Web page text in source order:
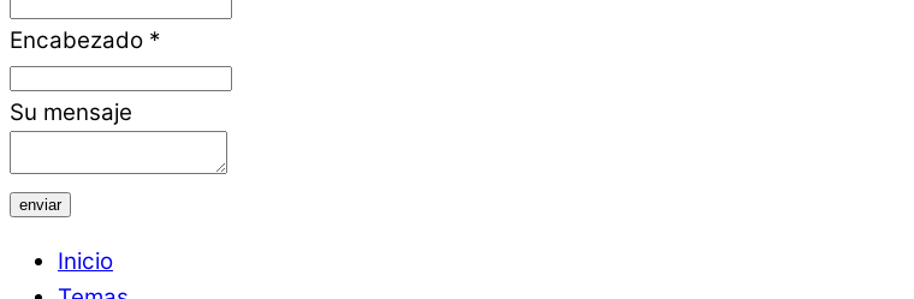
Encabezado *
Su mensaje
enviar
Inicio